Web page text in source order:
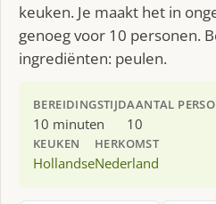
keuken. Je maakt het in
genoeg voor 10 personen.
ingrediënten: peulen.
BEREIDINGSTIJD
10 minuten
AANTAL
10
KEUKEN
Hollandse
HERKOMST
Nederland